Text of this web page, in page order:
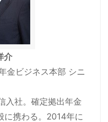
介
金ビジネス本部 シニ
入社。確定拠出年金
に携わる。2014年に